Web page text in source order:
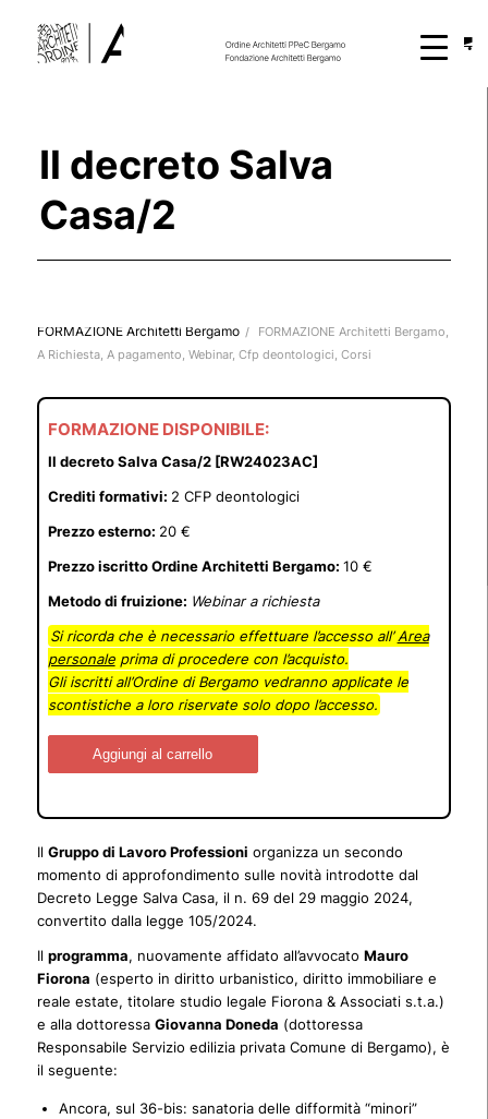
Il decreto Salva
Casa/2
FORMAZIONE Architetti Bergamo / FORMAZIONE Architetti Bergamo,
A Richiesta, A pagamento, Webinar, Cfp deontologici, Corsi
FORMAZIONE DISPONIBILE:
Il decreto Salva Casa/2 [RW24023AC]
Crediti formativi: 2 CFP deontologici
Prezzo esterno: 20 €
Prezzo iscritto Ordine Architetti Bergamo: 10 €
Metodo di fruizione: Webinar a richiesta
Si ricorda che è necessario effettuare l’accesso all’Area
personaleprima di procedere con l’acquisto.
Gli iscritti all’Ordine di Bergamo vedranno applicate le
scontistiche a loro riservate solo dopo l’accesso.
Aggiungi al carrello
Il Gruppo di Lavoro Professioni organizza un secondo
momento di approfondimento sulle novità introdotte dal
Decreto Legge Salva Casa, il n. 69 del 29 maggio 2024,
convertito dalla legge 105/2024.
Il programma, nuovamente affidato all’avvocato Mauro
Fiorona (esperto in diritto urbanistico, diritto immobiliare e
reale estate, titolare studio legale Fiorona & Associati s.t.a.)
e alla dottoressa Giovanna Doneda (dottoressa
Responsabile Servizio edilizia privata Comune di Bergamo), è
il seguente:
Ancora, sul 36-bis: sanatoria delle difformità “minori”